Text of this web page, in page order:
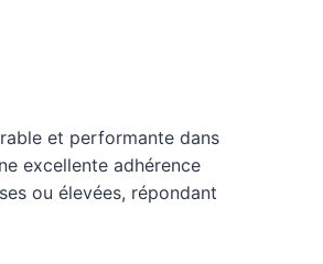
et performante dans
excellente adhérence
ou élevées, répondant